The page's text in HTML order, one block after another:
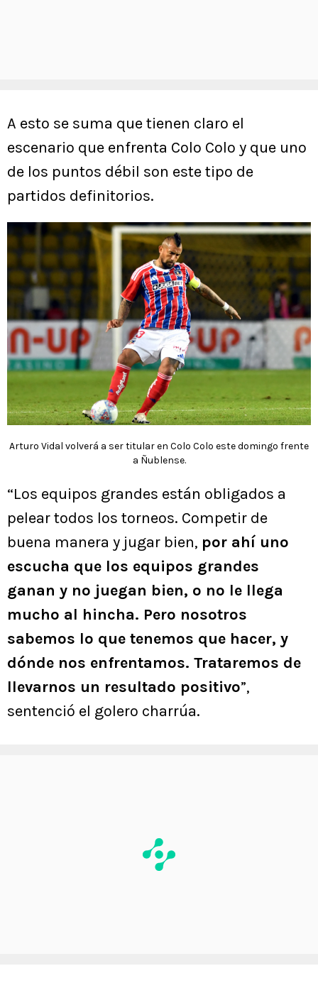
A esto se suma que tienen claro el
escenario que enfrenta Colo Colo y que uno
de los puntos débil son este tipo de
partidos definitorios.
Arturo Vidal volverá a ser titular en Colo Colo este domingo frente
a Ñublense.
“Los equipos grandes están obligados a
pelear todos los torneos. Competir de
buena manera y jugar bien, por ahí uno
escucha que los equipos grandes
ganan y no juegan bien, o no le llega
mucho al hincha. Pero nosotros
sabemos lo que tenemos que hacer, y
dónde nos enfrentamos. Trataremos de
llevarnos un resultado positivo”,
sentenció el golero charrúa.